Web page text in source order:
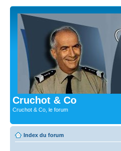
Cruchot & Co
Cruchot & Co, le forum
Index du forum